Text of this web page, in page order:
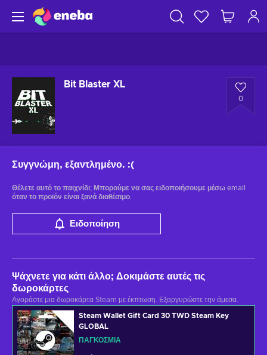
Bit Blaster XL
0
Συγγνώμη, εξαντλημένο. :(
Θέλετε αυτό το παιχνίδι; Μπορούμε να σας ειδοποιήσουμε μέσω email
όταν το προϊόν είναι ξανά διαθέσιμο.
Ειδοποίηση
Ψάχνετε για κάτι άλλο; Δοκιμάστε αυτές τις
δωροκάρτες
Αγοράστε μια δωροκάρτα Steam με έκπτωση. Εξαργυρώστε την άμεσα.
Steam Wallet Gift Card 30 TWD Steam Key
GLOBAL
ΠΑΓΚΌΣΜΙΑ